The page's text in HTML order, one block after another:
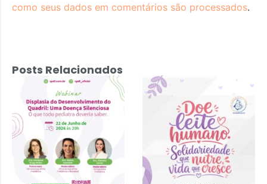
como seus dados em comentários são processados.
Posts Relacionados
Displasia do
Desenvolvimento
do Quadril: Uma
Silenciosa – 22
de junho 2026 às